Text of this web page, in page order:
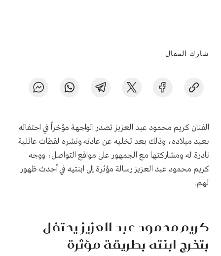
شارك المقال
الفنان كريم محمود عبد العزيز تصدر الواجهة مؤخراً في احتفاله
بعيد ميلاده، وذلك بعد تخليه عن عادته ونشره لقطات عائلية
نادرة له ومشاركتها مع الجمهور على مواقع التواصل، ووجه
كريم محمود عبد العزيز رسالة مؤثرة إلى ابنتيه في أحدث ظهور
لهم.
كريم محمود عبد العزيز يحتفل
بتخرج ابنته بطريقة مؤثرة